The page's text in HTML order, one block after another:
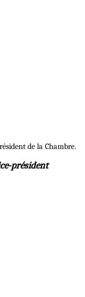
de la Chambre.
président